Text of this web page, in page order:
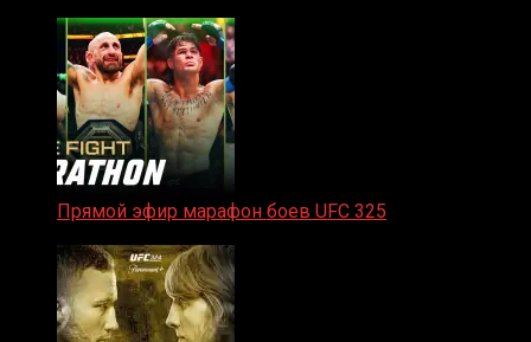
Прямой эфир марафон боев UFC 325